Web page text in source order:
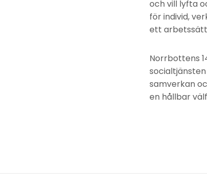
och vill lyfta
för individ,
ett
Norrbottens
samverkan
en hållbar